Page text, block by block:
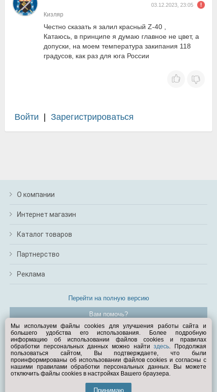
03.12.2023, 23:05
Кизляр
Честно сказать я залил красный Z-40 ,
Катаюсь, в принципе я думаю главное не цвет, а
допуски, на моем температура закипания 118
градусов, как раз для юга России
Войти Зарегистрироваться
О компании
Интернет магазин
Каталог товаров
Партнерство
Реклама
Перейти на полную версию
Вам помочь?
© Exist.ru 1998—2026
Мы используем файлы cookies для улучшения работы сайта и
большего удобства его использования. Более подробную
информацию об использовании файлов cookies и правилах
обработки персональных данных можно найтиздесь. Продолжая
пользоваться сайтом, Вы подтверждаете, что были
проинформированы об использовании файлов cookies и согласны с
нашими правилами обработки персональных данных. Вы можете
отключить файлы cookies в настройках Вашего браузера.
Принимаю